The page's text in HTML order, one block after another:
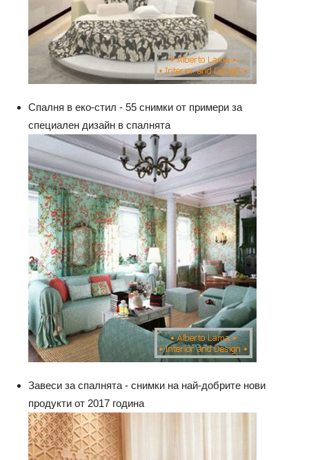
Спалня в еко-стил - 55 снимки от примери за
специален дизайн в спалнята
Завеси за спалнята - снимки на най-добрите нови
продукти от 2017 година